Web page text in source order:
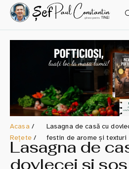
Acasa/
Rețete/
Lasagna de casă cu
festin de arome și texturi
Lasagna de
dovlecei și